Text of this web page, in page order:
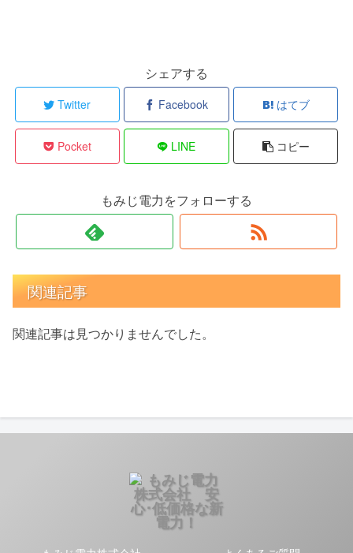
シェアする
Twitter Facebook はてブ
Pocket LINE コピー
もみじ電力をフォローする
関連記事
関連記事は見つかりませんでした。